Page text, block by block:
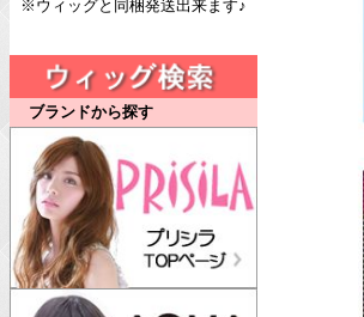
※ウィッグと同梱発送出来ます♪
ブランドから探す